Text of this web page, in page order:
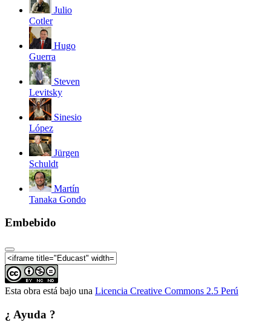
Julio
Cotler
Hugo
Guerra
Steven
Levitsky
Sinesio
López
Jürgen
Schuldt
Martín
Tanaka Gondo
Embebido
Esta obra está bajo una Licencia Creative Commons 2.5 Perú
¿ Ayuda ?